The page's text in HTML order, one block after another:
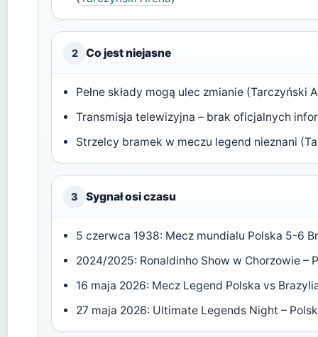
2 Co jest niejasne
Pełne składy mogą ulec zmianie (Tarczyński
Transmisja telewizyjna – brak oficjalnych
Strzelcy bramek w meczu legend nieznani
3 Sygnał osi czasu
5 czerwca 1938: Mecz mundialu Polska 5-6
2024/2025: Ronaldinho Show w Chorzowie –
16 maja 2026: Mecz Legend Polska vs
27 maja 2026: Ultimate Legends Night –